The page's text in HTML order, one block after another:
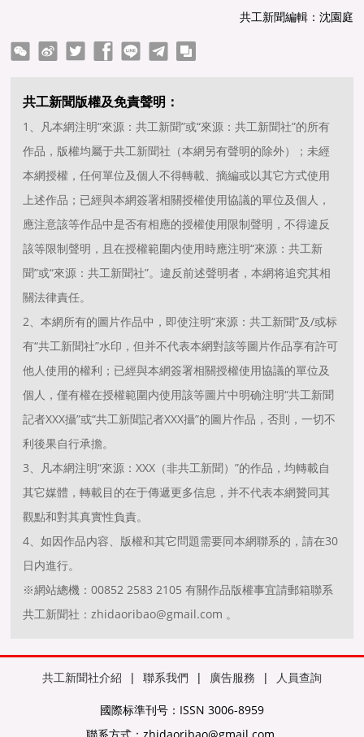
共工新聞編輯：沈園庭
linetelegram copy
共工新聞版權及免責聲明：
1、凡本網注明“來源：共工新聞”或“來源：共工新聞社”的所有
作品，版權均屬于共工新聞社（本網另有聲明的除外）；未經
本網授權，任何單位及個人不得轉載、摘編或以其它方式使用
上述作品；已經與本網簽署相關授權使用協議的單位及個人，
應注意該等作品中是否有相應的授權使用限制聲明，不得違反
該等限制聲明，且在授權範圍内使用時應注明“來源：共工新
聞”或“來源：共工新聞社”。違反前述聲明者，本網将追究其相
關法律責任。
2、本網所有的圖片作品中，即使注明“來源：共工新聞”及/或标
有“共工新聞社”水印，但并不代表本網對該等圖片作品享有許可
他人使用的權利；已經與本網簽署相關授權使用協議的單位及
個人，僅有權在授權範圍内使用該等圖片中明确注明“共工新聞
記者XXX攝”或“共工新聞記者XXX攝”的圖片作品，否則，一切不
利後果自行承擔。
3、凡本網注明“來源：XXX（非共工新聞）”的作品，均轉載自
其它媒體，轉載目的在于傳遞更多信息，并不代表本網贊同其
觀點和對其真實性負責。
4、如因作品内容、版權和其它問題需要同本網聯系的，請在30
日内進行。
※網站總機：00852 2583 2105 有關作品版權事宜請郵箱聯系
共工新聞社：zhidaoribao@gmail.com 。
共工新聞社介紹 | 聯系我們 | 廣告服務 | 人員查詢
國際标準刊号：ISSN 3006-8959